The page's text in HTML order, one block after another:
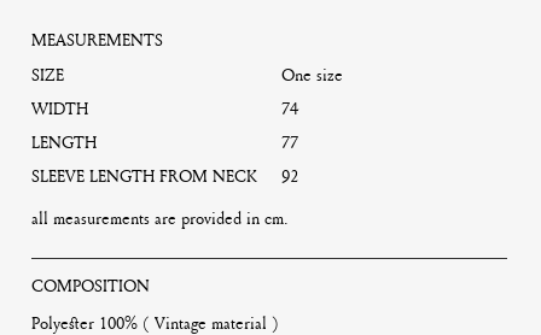
MEASUREMENTS
SIZE
One size
WIDTH
74
LENGTH
77
SLEEVE LENGTH FROM NECK
92
all measurements are provided in cm.
COMPOSITION
Polyester 100% ( Vintage material )